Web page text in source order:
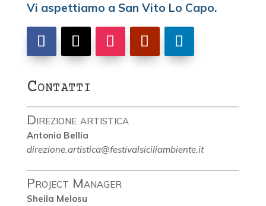
Vi aspettiamo a San Vito Lo Capo.
Contatti
Direzione artistica
Antonio Bellia
direzione.artistica@festivalsiciliambiente.it
Project Manager
Sheila Melosu